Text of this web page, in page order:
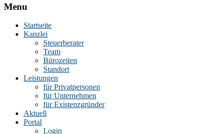
BISCHOFF
Stephan
Steuerberater
Essen
Menu
Startseite
Kanzlei
Steuerberater
Team
Bürozeiten
Standort
Leistungen
für Privatpersonen
für Unternehmen
für Existenzgründer
Aktuell
Portal
Login